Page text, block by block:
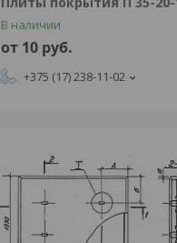
В наличии
от 10 руб.
+375 (17) 238-11-02